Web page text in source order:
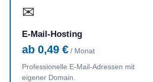
✉
E-Mail-Hosting
ab 0,49 € / Monat
Professionelle E-Mail-Adressen mit
eigener Domain.